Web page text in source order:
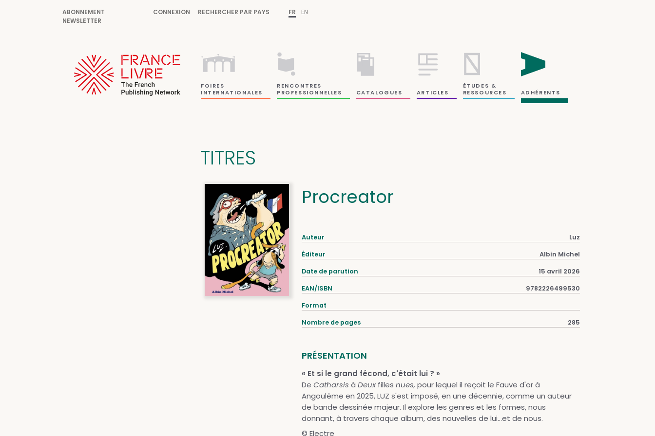
ABONNEMENT
NEWSLETTER
CONNEXION RECHERCHER PAR PAYS FR EN
FOIRES
INTERNATIONALES
RENCONTRES
PROFESSIONNELLES
CATALOGUES ARTICLES
ÉTUDES &
RESSOURCES
ADHÉRENTS
TITRES
Procreator
Auteur Luz
Éditeur Albin Michel
Date de parution 15 avril 2026
EAN/ISBN 9782226499530
Format
Nombre de pages 285
PRÉSENTATION
« Et si le grand fécond, c'était lui ? »
De Catharsis à Deuxfilles nues, pour lequel il reçoit le Fauve d'or à
Angoulême en 2025, LUZ s'est imposé, en une décennie, comme un auteur
de bande dessinée majeur. Il explore les genres et les formes, nous
donnant, à travers chaque album, des nouvelles de lui...et de nous.
© Electre